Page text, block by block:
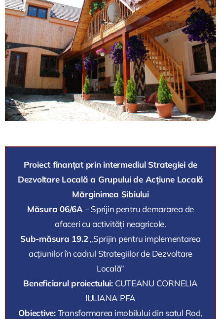
Proiect finanțat prin intermediul Strategiei de
Dezvoltare Locală a Grupului de Acțiune Locală
Mărginimea Sibiului
Măsura 06/6A– Sprijin pentru demararea de
afaceri cu activități neagricole.
Sub-măsura 19.2„Sprijin pentru implementarea
acțiunilor în cadrul Strategiilor de Dezvoltare
Locală”
Beneficiarul proiectului:CUTEANU CORNELIA
IULIANA PFA
Obiective:Transformarea imobilului din satul Rod,